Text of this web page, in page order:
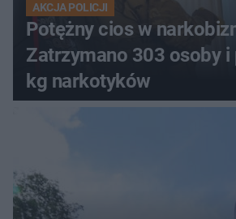
AKCJA POLICJI
Potężny cios w
Zatrzymano 303 osoby i przejęto 72
kg narkotyków